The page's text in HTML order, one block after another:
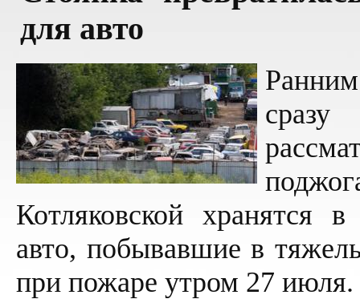
для авто
Котляковской хранятся
авто, побывавшие в
при пожаре утром 27 июля.